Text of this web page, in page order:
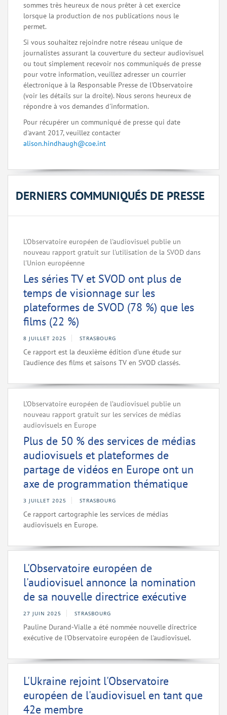
sommes très heureux de nous prêter à cet exercice
lorsque la production de nos publications nous le
permet.
Si vous souhaitez rejoindre notre réseau unique de
journalistes assurant la couverture du secteur audiovisuel
ou tout simplement recevoir nos communiqués de presse
pour votre information, veuillez adresser un courrier
électronique à la Responsable Presse de l'Observatoire
(voir les détails sur la droite). Nous serons heureux de
répondre à vos demandes d'information.
Pour récupérer un communiqué de presse qui date
d'avant 2017, veuillez contacter
alison.hindhaugh@coe.int
DERNIERS COMMUNIQUÉS DE PRESSE
L'Observatoire européen de l'audiovisuel publie un
nouveau rapport gratuit sur l'utilisation de la SVOD dans
l'Union européenne
Les séries TV et SVOD ont plus de
temps de visionnage sur les
plateformes de SVOD (78 %) que les
films (22 %)
8 JUILLET 2025 STRASBOURG
Ce rapport est la deuxième édition d’une étude sur
l’audience des films et saisons TV en SVOD classés.
L’Observatoire européen de l’audiovisuel publie un
nouveau rapport gratuit sur les services de médias
audiovisuels en Europe
Plus de 50 % des services de médias
audiovisuels et plateformes de
partage de vidéos en Europe ont un
axe de programmation thématique
3 JUILLET 2025 STRASBOURG
Ce rapport cartographie les services de médias
audiovisuels en Europe.
L'Observatoire européen de
l'audiovisuel annonce la nomination
de sa nouvelle directrice exécutive
27 JUIN 2025 STRASBOURG
Pauline Durand-Vialle a été nommée nouvelle directrice
exécutive de l'Observatoire européen de l'audiovisuel.
L'Ukraine rejoint l'Observatoire
européen de l'audiovisuel en tant que
42e membre